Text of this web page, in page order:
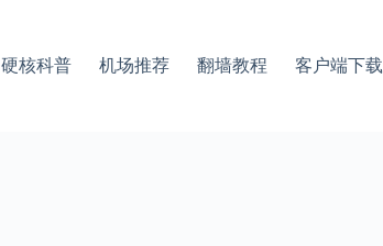
硬核科普 机场推荐 翻墙教程 客户端下载